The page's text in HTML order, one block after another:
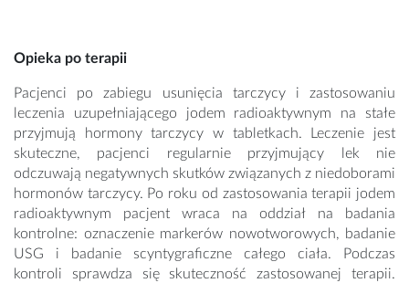
Opieka po terapii
Pacjenci po zabiegu usunięcia tarczycy i zastosowaniu
leczenia uzupełniającego jodem radioaktywnym na stałe
przyjmują hormony tarczycy w tabletkach. Leczenie jest
skuteczne, pacjenci regularnie przyjmujący lek nie
odczuwają negatywnych skutków związanych z niedoborami
hormonów tarczycy. Po roku od zastosowania terapii jodem
radioaktywnym pacjent wraca na oddział na badania
kontrolne: oznaczenie markerów nowotworowych, badanie
USG i badanie scyntygraficzne całego ciała. Podczas
kontroli sprawdza się skuteczność zastosowanej terapii.